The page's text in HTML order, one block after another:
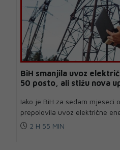
BiH smanjila uvoz
50 posto, ali stižu nova
Iako je BiH za sedam mjeseci
prepolovila uvoz električne
2 H 55 MIN